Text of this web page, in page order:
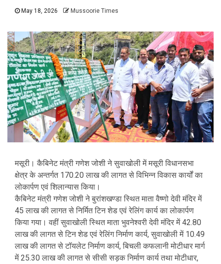
May 18, 2026 Mussoorie Times
मसूरी। कैबिनेट मंत्री गणेश जोशी ने सुवाखोली में मसूरी विधानसभा
क्षेत्र के अन्तर्गत 170.20 लाख की लागत से विभिन्न विकास कार्यों का
लोकार्पण एवं शिलान्यास किया।
कैबिनेट मंत्री गणेश जोशी ने बुरांशखण्डा स्थित माता वैष्णो देवी मंदिर में
45 लाख की लागत से निर्मित टिन शेड एवं रेलिंग कार्य का लोकार्पण
किया गया। वहीं सुवाखोली स्थित माता भुवनेश्वरी देवी मंदिर में 42.80
लाख की लागत से टिन शेड एवं रेलिंग निर्माण कार्य, सुवाखोली में 10.49
लाख की लागत से टॉयलेट निर्माण कार्य, बिचली कफलानी मोटीधार मार्ग
में 25.30 लाख की लागत से सीसी सड़क निर्माण कार्य तथा मोटीधार,